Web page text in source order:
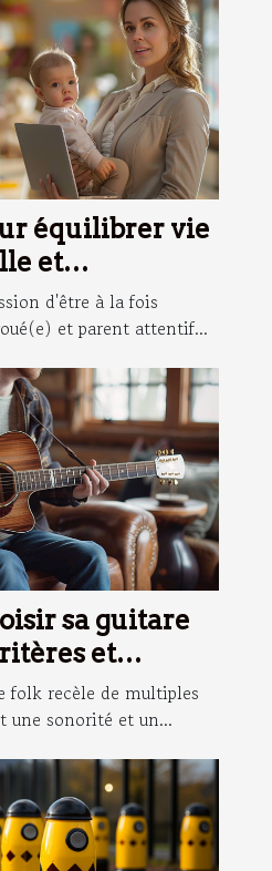
équilibrer vie
et
de maman
d'être à la fois
et parent attentif...
sa guitare
et
folk recèle de multiples
une sonorité et un...